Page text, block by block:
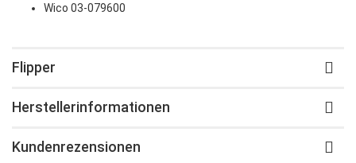
Wico 03-079600
Flipper
Herstellerinformationen
Kundenrezensionen